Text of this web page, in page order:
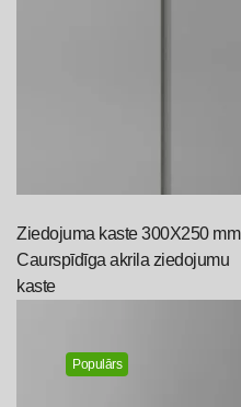
Ziedojuma kaste 300X250 mm
Caurspīdīga akrila ziedojumu
kaste
Populārs